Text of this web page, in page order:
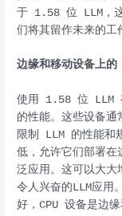
于 1.58 位 LLM，
们将其留作未来的工
边缘和移动设备上的
使用 1.58 位 LLM
的性能。这些设备通
限制 LLM 的性能和
低，允许它们部署在
泛应用。这可以大大
令人兴奋的LLM应
好，CPU 设备是边